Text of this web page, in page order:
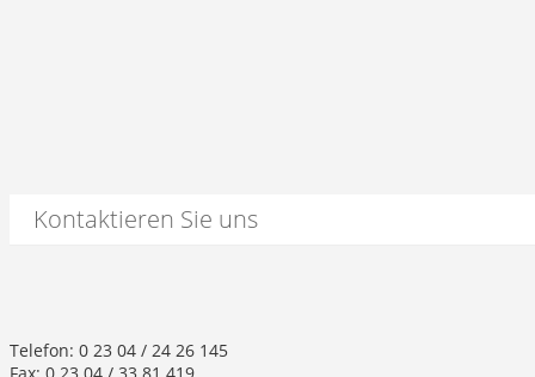
Kontaktieren Sie uns
Telefon: 0 23 04 / 24 26 145